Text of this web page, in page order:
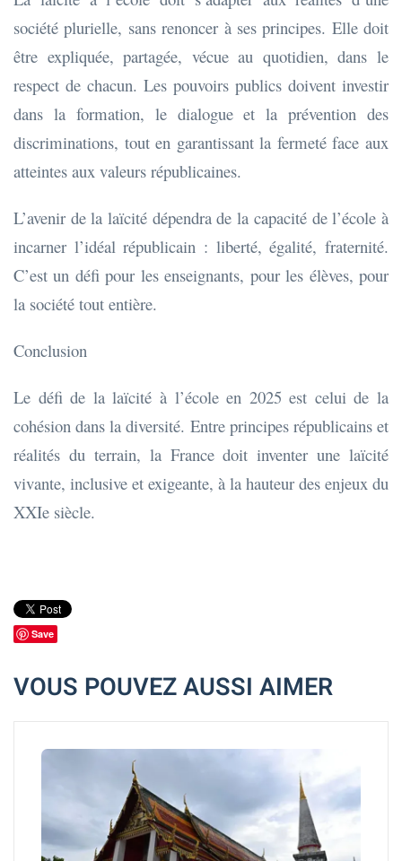
société plurielle, sans renoncer à ses principes. Elle doit
être expliquée, partagée, vécue au quotidien, dans le
respect de chacun. Les pouvoirs publics doivent investir
dans la formation, le dialogue et la prévention des
discriminations, tout en garantissant la fermeté face aux
atteintes aux valeurs républicaines.
L’avenir de la laïcité dépendra de la capacité de l’école à
incarner l’idéal républicain : liberté, égalité, fraternité.
C’est un défi pour les enseignants, pour les élèves, pour
la société tout entière.
Conclusion
Le défi de la laïcité à l’école en 2025 est celui de la
cohésion dans la diversité. Entre principes républicains et
réalités du terrain, la France doit inventer une laïcité
vivante, inclusive et exigeante, à la hauteur des enjeux du
XXIe siècle.
Save
VOUS POUVEZ AUSSI AIMER